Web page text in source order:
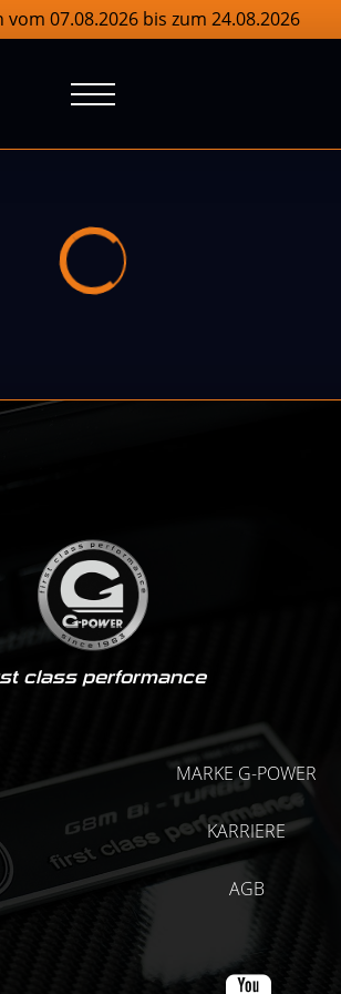
07.08.2026 bis zum 24.08.2026
class performance
MARKE G-POWER
KARRIERE
AGB